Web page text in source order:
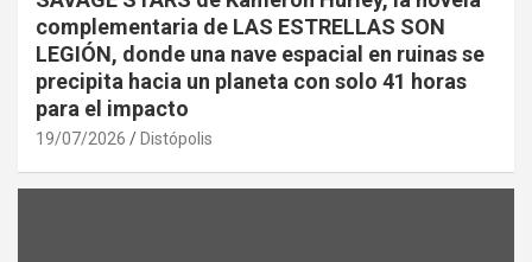
complementaria de LAS ESTRELLAS SON
LEGIÓN, donde una nave espacial en ruinas se
precipita hacia un planeta con solo 41 horas
para el impacto
19/07/2026 Distópolis